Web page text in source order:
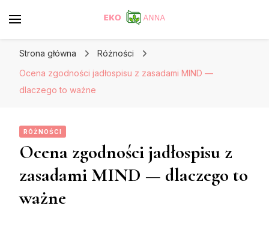
Strona główna
Różności
Ocena zgodności jadłospisu z zasadami MIND —
dlaczego to ważne
RÓŻNOŚCI
Ocena zgodności jadłospisu z
zasadami MIND — dlaczego to
ważne